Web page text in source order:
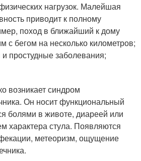
нагрузок. Малейшая
приводит к полному
поход в ближайший к дому
с бегом на несколько километров;
простудные заболевания;
возникает синдром
Он носит функциональный
болями в животе, диареей или
характера стула. Появляются
метеоризм, ощущение